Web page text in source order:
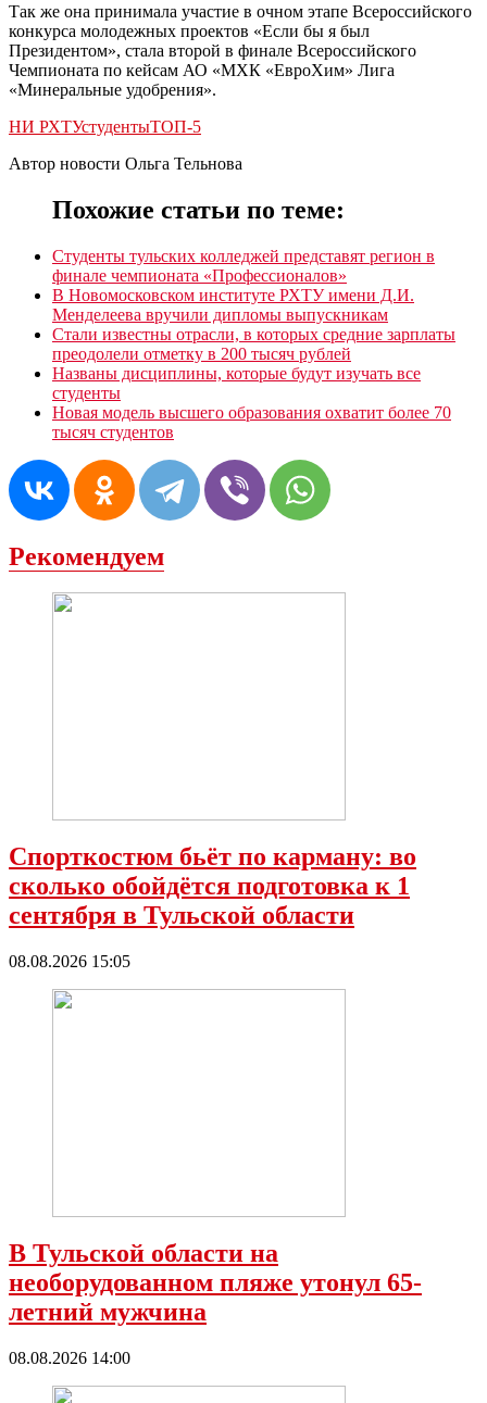
Так же она принимала участие в очном этапе Всероссийского
конкурса молодежных проектов «Если бы я был
Президентом», стала второй в финале Всероссийского
Чемпионата по кейсам АО «МХК «ЕвроХим» Лига
«Минеральные удобрения».
НИ РХТУстудентыТОП-5
Автор новости Ольга Тельнова
Похожие статьи по теме:
Студенты тульских колледжей представят регион в
финале чемпионата «Профессионалов»
В Новомосковском институте РХТУ имени Д.И.
Менделеева вручили дипломы выпускникам
Стали известны отрасли, в которых средние зарплаты
преодолели отметку в 200 тысяч рублей
Названы дисциплины, которые будут изучать все
студенты
Новая модель высшего образования охватит более 70
тысяч студентов
Рекомендуем
Спорткостюм бьёт по карману: во
сколько обойдётся подготовка к 1
сентября в Тульской области
08.08.2026 15:05
В Тульской области на
необорудованном пляже утонул 65-
летний мужчина
08.08.2026 14:00